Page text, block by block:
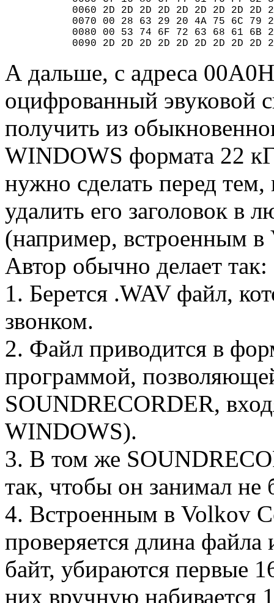
0060 2D 2D 2D 2D 2D 2D 2D 2D 2D
0070 00 28 63 29 20 4А 75 6C 79
0080 00 53 74 6F 72 63 68 61 6B
0090 2D 2D 2D 2D 2D 2D 2D 2D 2D
А дальше, с адреса
оцифрованный эвуковой
получить из
WINDOWS формата 22
нужно сделать перед тем,
удалить его заголовок в
(например, встроенным
Автор обычно делает так:
1. Берется .WAV файл,
звонком.
2. Файл приводится в
программой,
SOUNDRECORDER,
WINDOWS).
3. В том же
так, чтобы он занимал не
4. Встроенным в Volkov
проверяется длина
байт, убираются первые
них вручную набивается